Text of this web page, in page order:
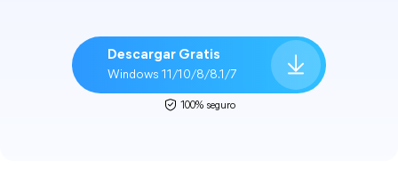
Descargar Gratis
Windows 11/10/8/8.1/7
100% seguro